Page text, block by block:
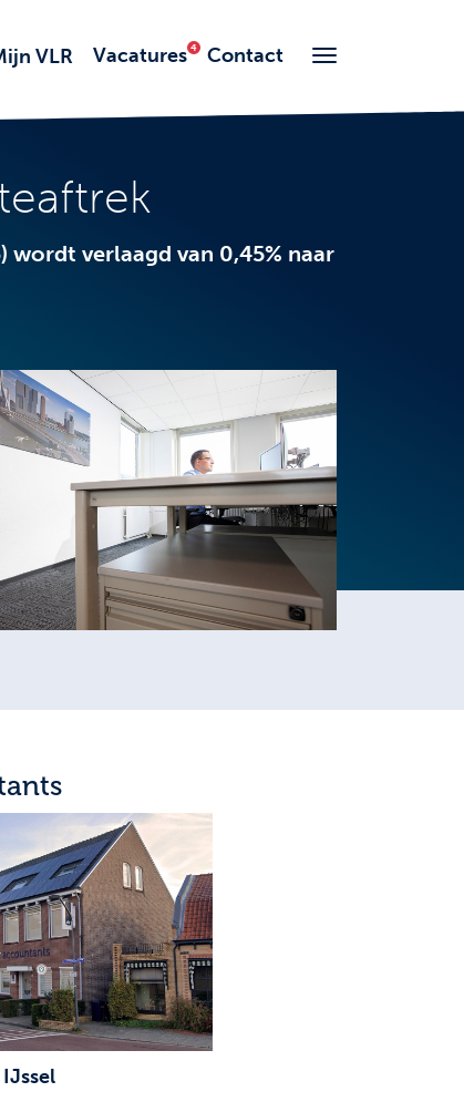
VLR Vacatures Contact
verlaagd van 0,45% naar